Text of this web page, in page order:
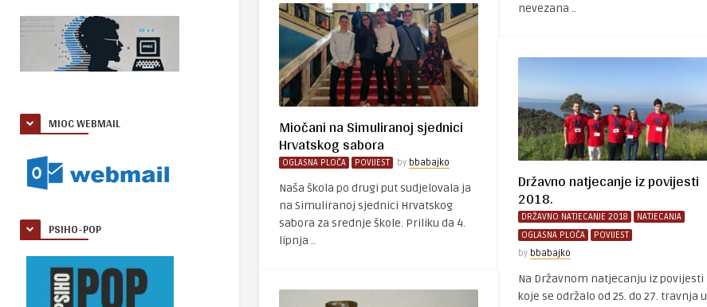
MIOC WEBMAIL
PSIHO-POP
nevezana ..
Miočani na Simuliranoj sjednici
Hrvatskog sabora
OGLASNA PLOČA POVIJEST by bbabajko
Naša škola po drugi put sudjelovala ja
na Simuliranoj sjednici Hrvatskog
sabora za srednje škole. Priliku da 4.
lipnja ..
Državno natjecanje iz povijesti
2018.
DRŽAVNO NATJECANJE 2018
NATJECANJA
OGLASNA PLOČA
POVIJEST
by bbabajko
Na Državnom natjecanju iz povijesti
koje se održalo od 25. do 27. travnja u